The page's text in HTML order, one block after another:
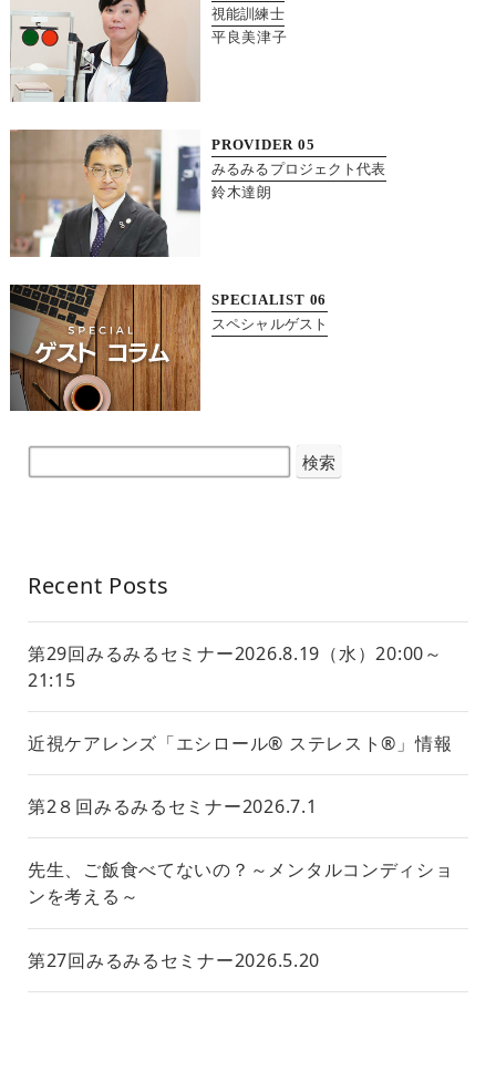
視能訓練士
平良美津子
PROVIDER 05
みるみるプロジェクト代表
鈴木達朗
SPECIALIST 06
スペシャルゲスト
検索
Recent Posts
第29回みるみるセミナー2026.8.19（水）20:00～
21:15
近視ケアレンズ「エシロール® ステレスト®」情報
第2８回みるみるセミナー2026.7.1
先生、ご飯食べてないの？～メンタルコンディショ
ンを考える～
第27回みるみるセミナー2026.5.20